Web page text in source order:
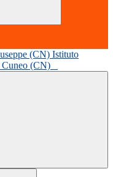
Istituto
Cuneo (CN)